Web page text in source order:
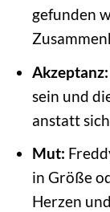
gefunden
Akzeptanz:
sein und
anstatt
Mut:
in Größe
Herzen